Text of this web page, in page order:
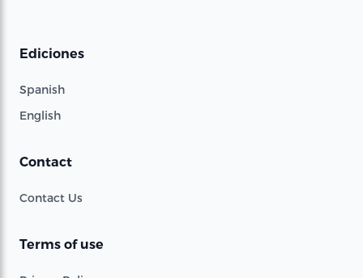
Ediciones
Spanish
English
Contact
Contact Us
Terms of use